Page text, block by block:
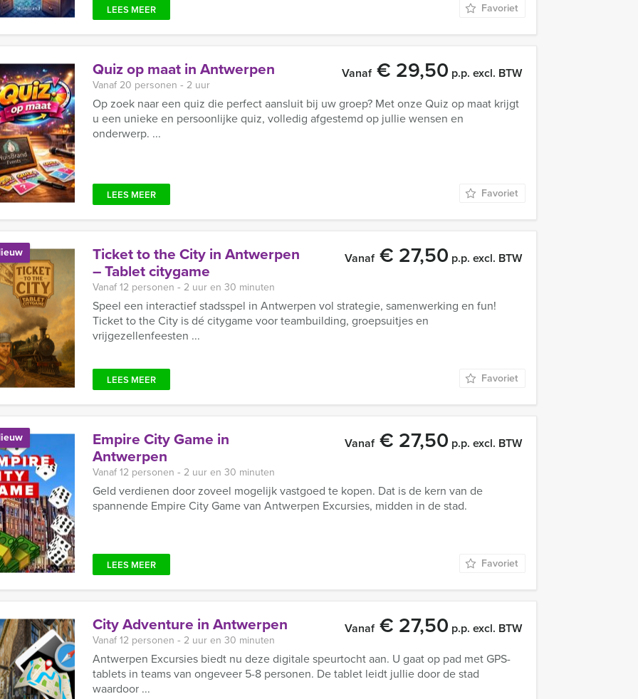
LEES MEER Favoriet
Quiz op maat in Antwerpen Vanaf€ 29,50 p.p. excl. BTW
Vanaf 20 personen ‐ 2 uur
Op zoek naar een quiz die perfect aansluit bij uw groep? Met onze Quiz op maat krijgt
u een unieke en persoonlijke quiz, volledig afgestemd op jullie wensen en
onderwerp. ...
LEES MEER Favoriet
Ticket to the City in Antwerpen
– Tablet citygame
Vanaf€ 27,50 p.p. excl. BTW
Vanaf 12 personen ‐ 2 uur en 30 minuten
Speel een interactief stadsspel in Antwerpen vol strategie, samenwerking en fun!
Ticket to the City is dé citygame voor teambuilding, groepsuitjes en
vrijgezellenfeesten ...
LEES MEER Favoriet
Empire City Game in
Antwerpen
Vanaf€ 27,50 p.p. excl. BTW
Vanaf 12 personen ‐ 2 uur en 30 minuten
Geld verdienen door zoveel mogelijk vastgoed te kopen. Dat is de kern van de
spannende Empire City Game van Antwerpen Excursies, midden in de stad.
LEES MEER Favoriet
City Adventure in Antwerpen Vanaf€ 27,50 p.p. excl. BTW
Vanaf 12 personen ‐ 2 uur en 30 minuten
Antwerpen Excursies biedt nu deze digitale speurtocht aan. U gaat op pad met GPS-
tablets in teams van ongeveer 5-8 personen. De tablet leidt jullie door de stad
waardoor ...